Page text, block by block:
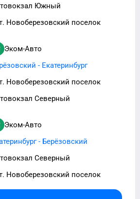
Южный
Новоберезовский поселок
Эком-Авто
- Екатеринбург
Новоберезовский поселок
Северный
Эком-Авто
- Берёзовский
Северный
Новоберезовский поселок